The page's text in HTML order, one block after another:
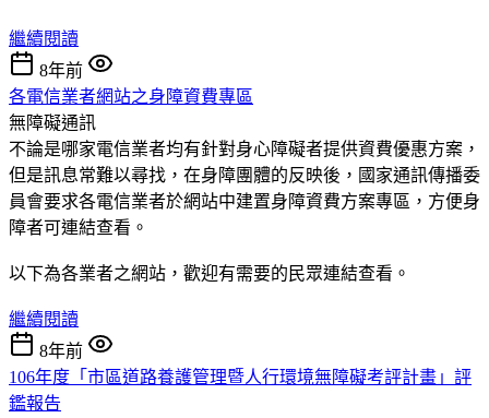
繼續閱讀
8年前
各電信業者網站之身障資費專區
無障礙通訊
不論是哪家電信業者均有針對身心障礙者提供資費優惠方案，
但是訊息常難以尋找，在身障團體的反映後，國家通訊傳播委
員會要求各電信業者於網站中建置身障資費方案專區，方便身
障者可連結查看。
以下為各業者之網站，歡迎有需要的民眾連結查看。
繼續閱讀
8年前
106年度「市區道路養護管理暨人行環境無障礙考評計畫」評
鑑報告